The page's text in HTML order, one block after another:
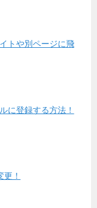
トや別ページに飛
に登録する方法！
！